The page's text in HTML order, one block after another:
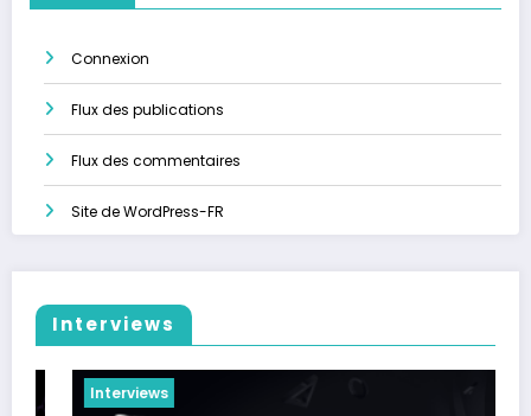
Connexion
Flux des publications
Flux des commentaires
Site de WordPress-FR
Interviews
Interviews